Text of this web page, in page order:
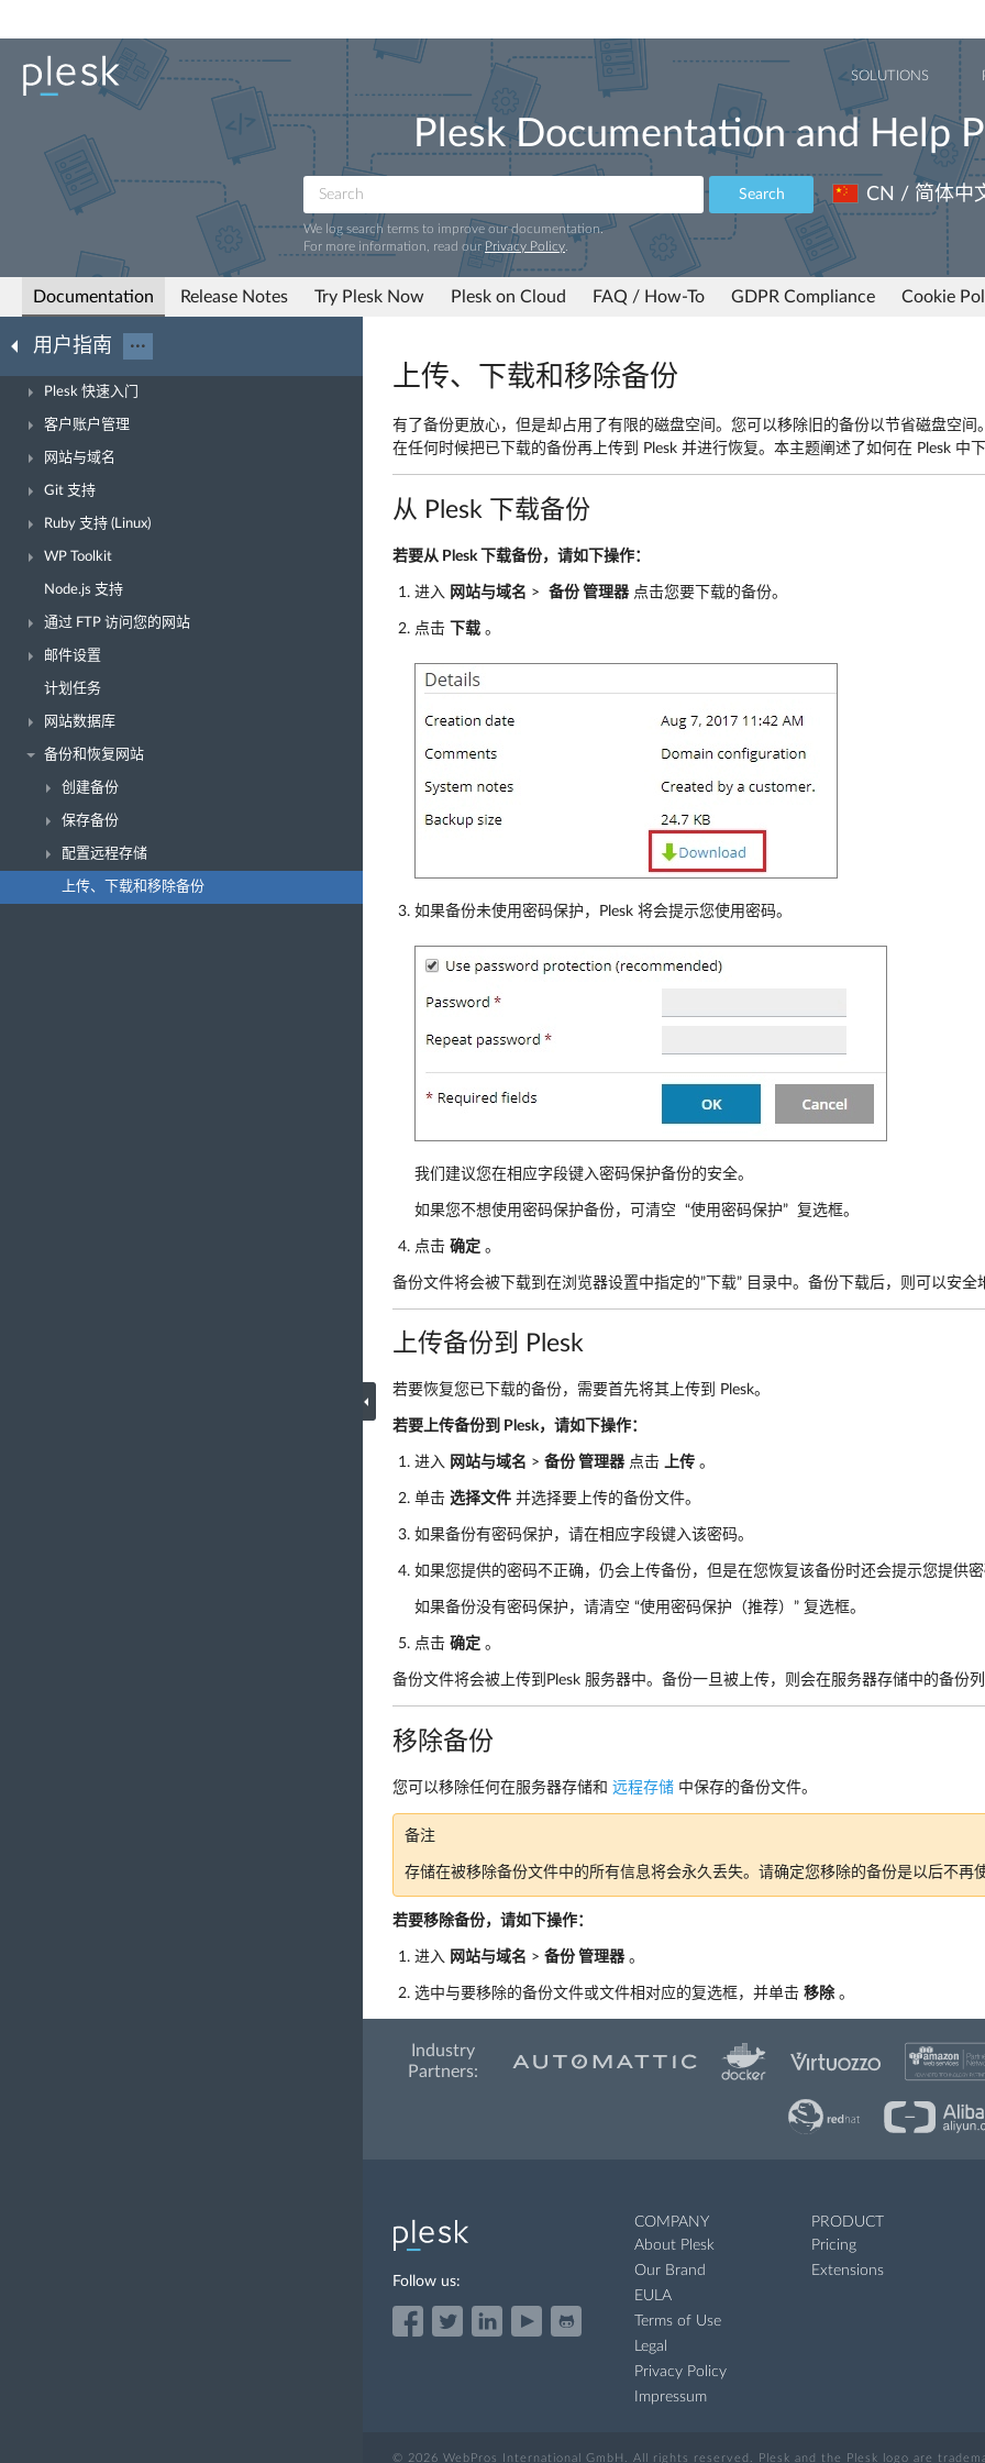
SOLUTIONS
Plesk Documentation and Help
Search
We log search terms to improve our documentation.
For more information, read our Privacy Policy
CN / 简体中
Documentation Release Notes Try Plesk Now Plesk on Cloud FAQ / How-To GDPR Compliance Cookie
用户指南 ···
Plesk 快速入门
客户账户管理
网站与域名
Git 支持
Ruby 支持 (Linux)
WP Toolkit
Node.js 支持
通过 FTP 访问您的网站
邮件设置
计划任务
网站数据库
备份和恢复网站
创建备份
保存备份
配置远程存储
上传、下载和移除备份
上传、下载和移除备份
有了备份更放心，但是却占用了有限的磁盘空间。您可以移除旧的备份以节省磁盘空
在任何时候把已下载的备份再上传到 Plesk 并进行恢复。本主题阐述了如何在 Plesk 中
从 Plesk 下载备份
若要从 Plesk 下载备份，请如下操作：
进入 网站与域名 > 备份 管理器点击您要下载的备份。
点击 下载 。
如果备份未使用密码保护，Plesk 将会提示您使用密码。
我们建议您在相应字段键入密码保护备份的安全。
如果您不想使用密码保护备份，可清空 “使用密码保护” 复选框。
点击 确定 。
备份文件将会被下载到在浏览器设置中指定的”下载” 目录中。备份下载后，则可以安全
上传备份到 Plesk
若要恢复您已下载的备份，需要首先将其上传到 Plesk。
若要上传备份到 Plesk，请如下操作：
进入 网站与域名 > 备份 管理器点击 上传 。
单击 选择文件 并选择要上传的备份文件。
如果备份有密码保护，请在相应字段键入该密码。
如果您提供的密码不正确，仍会上传备份，但是在您恢复该备份时还会提示您提供密
如果备份没有密码保护，请清空 “使用密码保护（推荐）” 复选框。
点击 确定 。
备份文件将会被上传到Plesk 服务器中。备份一旦被上传，则会在服务器存储中的备份列
移除备份
您可以移除任何在服务器存储和 远程存储 中保存的备份文件。
备注
存储在被移除备份文件中的所有信息将会永久丢失。请确定您移除的备份是以后不再
若要移除备份，请如下操作：
进入 网站与域名 > 备份 管理器。
选中与要移除的备份文件或文件相对应的复选框，并单击 移除。
Industry
Partners:
Follow us:
COMPANY
About Plesk
Our Brand
EULA
Terms of Use
Legal
Privacy Policy
Impressum
PRODUCT
Pricing
Extensions
© 2026 WebPros International GmbH. All rights reserved. Plesk and the Plesk logo are